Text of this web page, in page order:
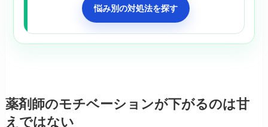
悩み別の対処法を探す
薬剤師のモチベーションが下がるのは甘
えではない